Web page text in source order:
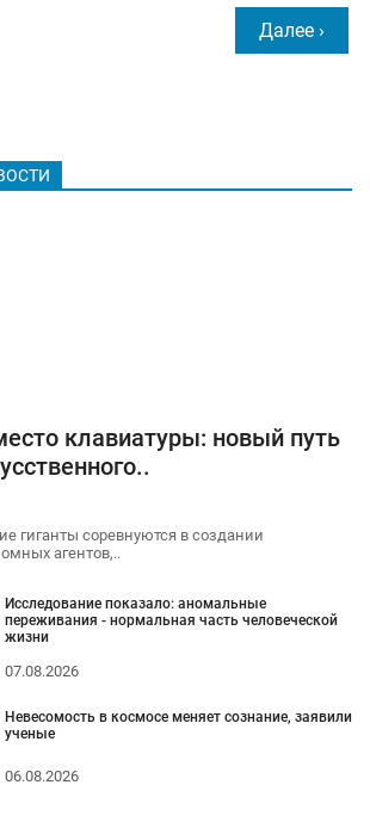
Далее ›
клавиатуры: новый путь
гиганты соревнуются в создании
агентов,..
Исследование показало: аномальные
переживания - нормальная часть человеческой
жизни
07.08.2026
Невесомость в космосе меняет сознание, заявили
ученые
06.08.2026